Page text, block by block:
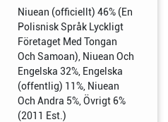
Niuean (officiellt) 46% (En
Polisnisk Språk Lyckligt
Företaget Med Tongan
Och Samoan), Niuean Och
Engelska 32%, Engelska
(offentlig) 11%, Niuean
Och Andra 5%, Övrigt 6%
(2011 Est.)